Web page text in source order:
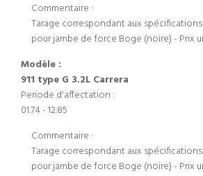
Commentaire :
Tarage correspondant aux
pour jambe de force Boge (noire) - Prix
Modèle :
911 type G 3.2L Carrera
Periode d'affectation :
01.74 - 12.85
Commentaire :
Tarage correspondant aux
pour jambe de force Boge (noire) - Prix